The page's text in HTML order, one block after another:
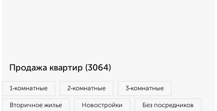
Продажа квартир (3064)
1‑комнатные 2‑комнатные 3‑комнатные
Вторичное жилье Новостройки Без посредников